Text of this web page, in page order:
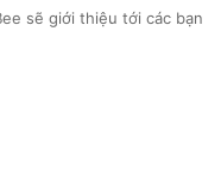
sẽ giới thiệu tới các bạn